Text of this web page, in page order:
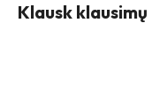
Klausk klausimų